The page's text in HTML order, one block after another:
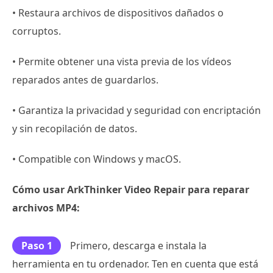
• Restaura archivos de dispositivos dañados o
corruptos.
• Permite obtener una vista previa de los vídeos
reparados antes de guardarlos.
• Garantiza la privacidad y seguridad con encriptación
y sin recopilación de datos.
• Compatible con Windows y macOS.
Cómo usar ArkThinker Video Repair para reparar
archivos MP4:
Paso 1
Primero, descarga e instala la
herramienta en tu ordenador. Ten en cuenta que está